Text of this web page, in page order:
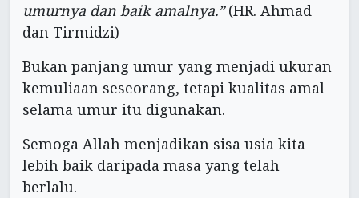
umurnya dan baik amalnya.”(HR. Ahmad
dan Tirmidzi)
Bukan panjang umur yang menjadi ukuran
kemuliaan seseorang, tetapi kualitas amal
selama umur itu digunakan.
Semoga Allah menjadikan sisa usia kita
lebih baik daripada masa yang telah
berlalu.